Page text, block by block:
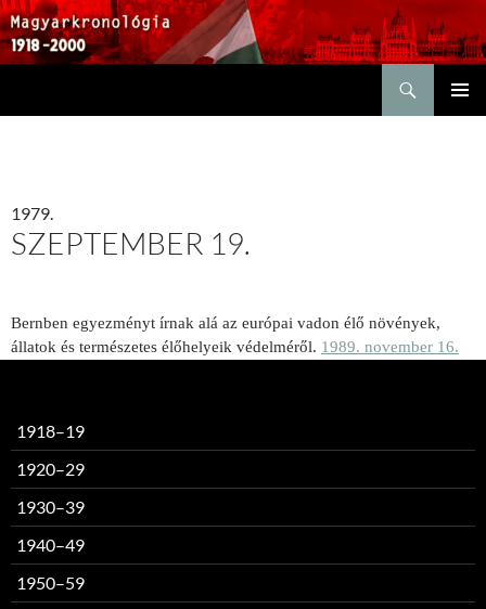
1979.
SZEPTEMBER 19.
Bernben egyezményt írnak alá az európai vadon élő növények,
állatok és természetes élőhelyeik védelméről. 1989. november 16.
1918–19
1920–29
1930–39
1940–49
1950–59